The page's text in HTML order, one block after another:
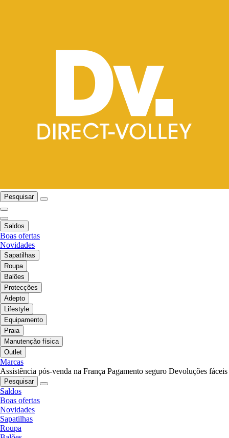
Pesquisar
Saldos
Boas ofertas
Novidades
Sapatilhas
Roupa
Balões
Protecções
Adepto
Lifestyle
Equipamento
Praia
Manutenção física
Outlet
Marcas
Assistência pós-venda na França Pagamento seguro Devoluções fáceis
Pesquisar
Saldos
Boas ofertas
Novidades
Sapatilhas
Roupa